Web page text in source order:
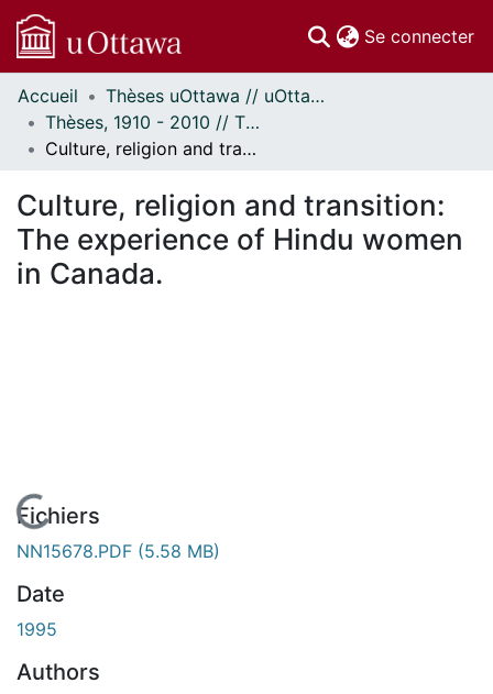
Se connecter
Communautés
et collections
Parcourir
À propos
Accueil
Thèses uOttawa // uOttawa Theses
Thèses, 1910 - 2010 // Theses, 1910 - 2010
Culture, religion and transition: The experience of Hindu women in Canada.
Culture, religion and transition:
The experience of Hindu women
in Canada.
En cours de chargement...
Fichiers
NN15678.PDF (5.58 MB)
Date
1995
Authors